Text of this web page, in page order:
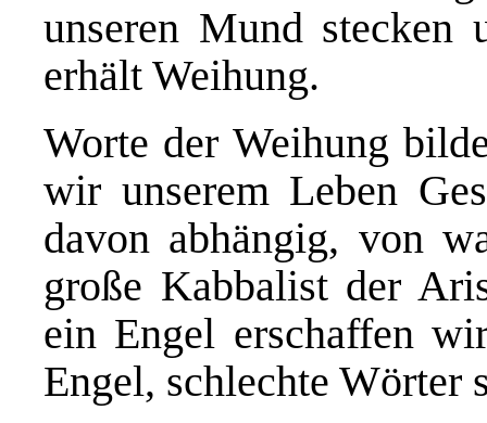
unseren Mund stecken
erhält Weihung.
Worte der Weihung
wir unserem Leben
davon abhängig, von
große Kabbalist der
ein Engel erschaffen
Engel, schlechte Wörter